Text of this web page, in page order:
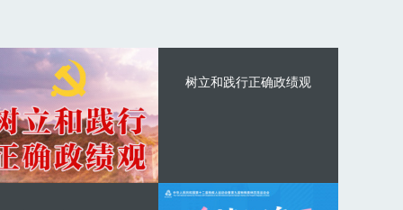
树立和践行正确政绩观